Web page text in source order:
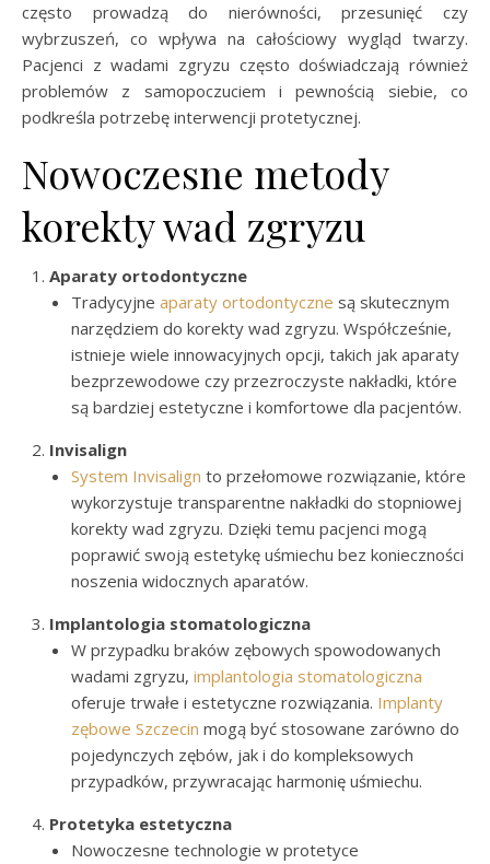
często prowadzą do nierówności, przesunięć czy
wybrzuszeń, co wpływa na całościowy wygląd twarzy.
Pacjenci z wadami zgryzu często doświadczają również
problemów z samopoczuciem i pewnością siebie, co
podkreśla potrzebę interwencji protetycznej.
Nowoczesne metody
korekty wad zgryzu
Aparaty ortodontyczne
Tradycyjne aparaty ortodontyczne są skutecznym
narzędziem do korekty wad zgryzu. Współcześnie,
istnieje wiele innowacyjnych opcji, takich jak aparaty
bezprzewodowe czy przezroczyste nakładki, które
są bardziej estetyczne i komfortowe dla pacjentów.
Invisalign
System Invisalign to przełomowe rozwiązanie, które
wykorzystuje transparentne nakładki do stopniowej
korekty wad zgryzu. Dzięki temu pacjenci mogą
poprawić swoją estetykę uśmiechu bez konieczności
noszenia widocznych aparatów.
Implantologia stomatologiczna
W przypadku braków zębowych spowodowanych
wadami zgryzu, implantologia stomatologiczna
oferuje trwałe i estetyczne rozwiązania. Implanty
zębowe Szczecin mogą być stosowane zarówno do
pojedynczych zębów, jak i do kompleksowych
przypadków, przywracając harmonię uśmiechu.
Protetyka estetyczna
Nowoczesne technologie w protetyce